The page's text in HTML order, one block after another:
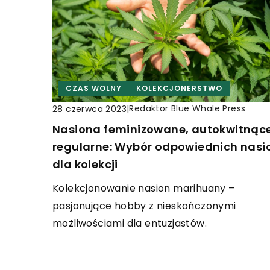
CZAS WOLNY KOLEKCJONERSTWO
28 czerwca 2023|Redaktor Blue Whale Press
Nasiona feminizowane,
regularne: Wybór odpowiednich
dla kolekcji
Kolekcjonowanie nasion marihuany –
pasjonujące hobby z nieskończonymi
możliwościami dla entuzjastów.